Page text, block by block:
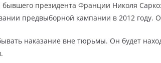
президента Франции Николя
предвыборной кампании в 2012 году.
наказание вне тюрьмы. Он будет